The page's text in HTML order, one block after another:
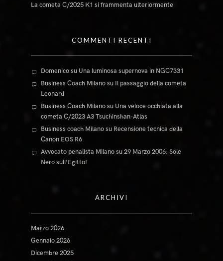
La cometa C/2025 K1 si frammenta ulteriormente
COMMENTI RECENTI
Domenicosu Una luminosa supernova in NGC7331
Business Coach Milanosu Il passaggio della cometa
Leonard
Business Coach Milanosu Una veloce occhiata alla
cometa C/2023 A3 Tsuchinshan-Atlas
Business coach Milanosu Recensione tecnica della
Canon EOS R6
Avvocato penalista Milanosu29 Marzo 2006: Sole
Nero sull’Egitto!
ARCHIVI
Marzo 2026
Gennaio 2026
Dicembre 2025